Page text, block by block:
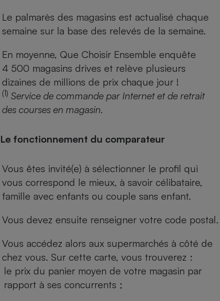
Le palmarès des magasins est actualisé chaque
semaine sur la base des relevés de la semaine.
En moyenne, Que Choisir Ensemble enquête
4 500 magasins drives et relève plusieurs
dizaines de millions de prix chaque jour !
(1) Service de commande par Internet et de retrait
des courses en magasin.
Le fonctionnement du comparateur
Vous êtes invité(e) à sélectionner le profil qui
vous correspond le mieux, à savoir célibataire,
famille avec enfants ou couple sans enfant.
Vous devez ensuite renseigner votre code postal.
Vous accédez alors aux supermarchés à côté de
chez vous. Sur cette carte, vous trouverez :
le prix du panier moyen de votre magasin par
rapport à ses concurrents ;